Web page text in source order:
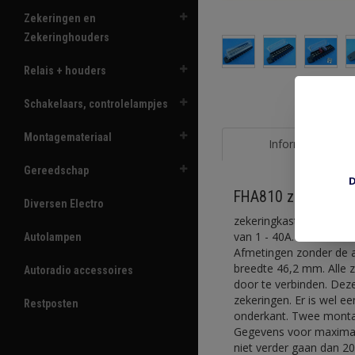
Zekeringen en
Zekeringhouders
Relais + houders
Schakelaars, controlelampjes
Montagemateriaal
Gereedschap
Diversen Electro
Autolampen
Autoradio accessoires
Restposten
Informatie
FHA810
zekeringkast voor 10
van 1 - 40A. Zwart
Afmetingen zonder de
breedte 46,2 mm. Alle
door te verbinden.
zekeringen. Er is wel
onderkant. Twee
Gegevens voor
niet verder gaan dan